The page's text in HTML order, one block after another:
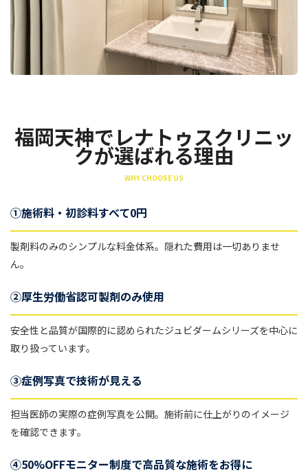
福岡天神でレナトゥスクリニッ
クが選ばれる理由
WHY CHOOSE US
①施術料・初診料すべて0円
製剤料のみのシンプルな料金体系。隠れた費用は一切ありませ
ん。
②厚生労働省認可製剤のみ使用
安全性と品質が国際的に認められたジュビダームシリーズを中心に
取り扱っています。
③症例写真で技術が見える
担当医師の実際の症例写真を公開。施術前に仕上がりのイメージ
を確認できます。
④50%OFFモニター制度で高品質な施術をお得に